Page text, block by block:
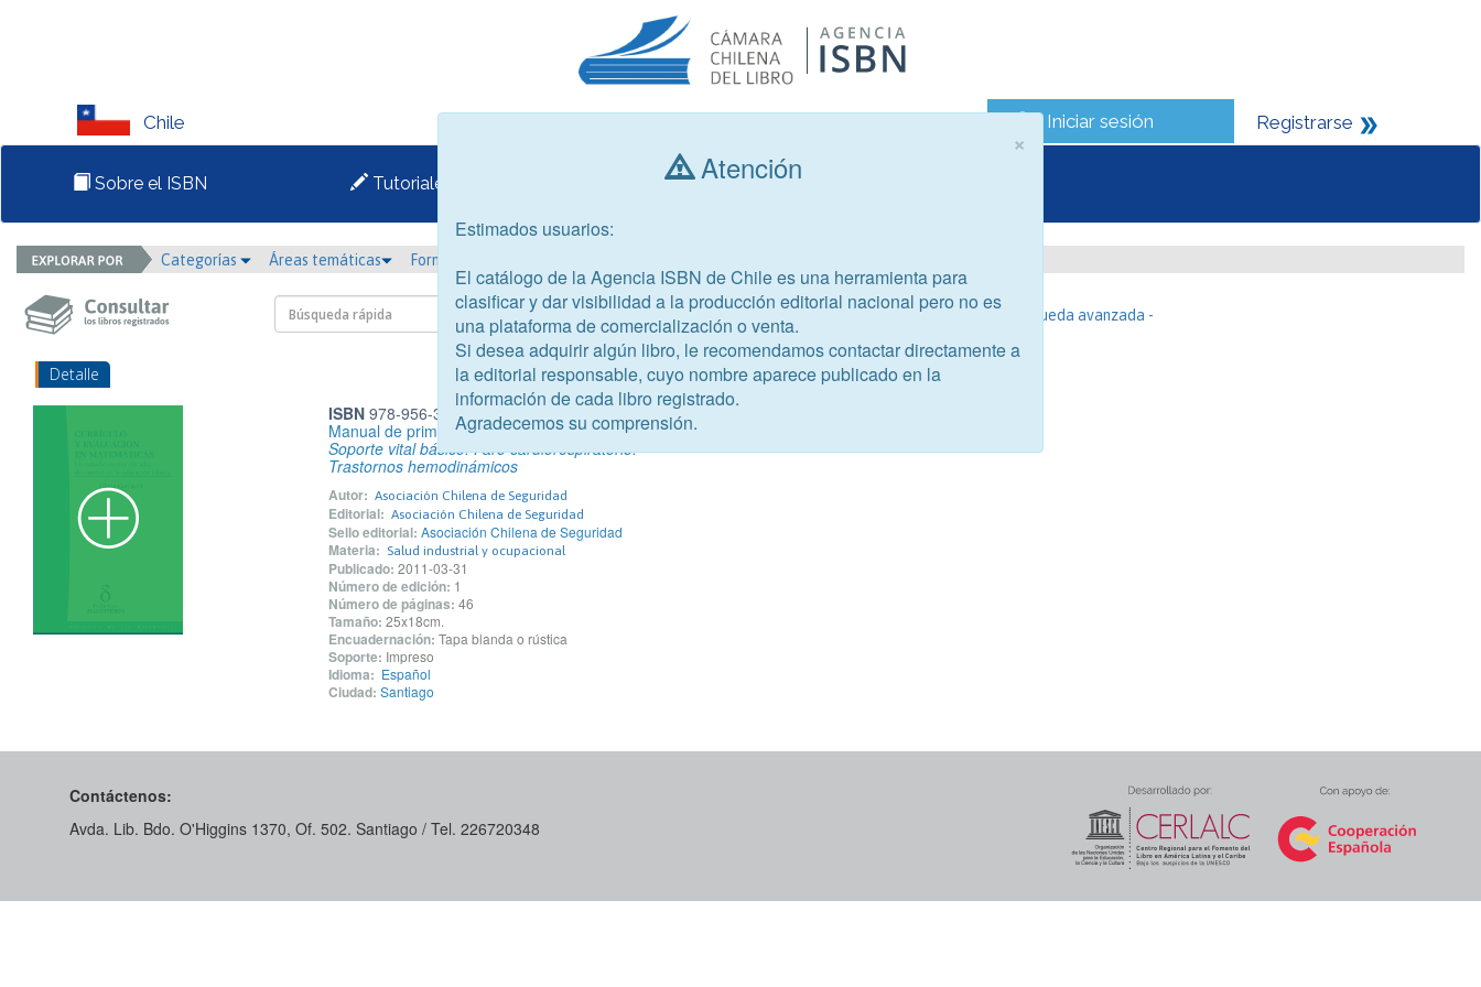
Chile Iniciar sesión Registrarse
Sobre el ISBN Tutoriales Consultar libros
Categorías Áreas temáticas Formato
- Búsqueda avanzada -
Detalle
ISBN978-956-315-041-4
Manual de primeros auxilios
Soporte vital básico. Paro cardiorespiratorio.
Trastornos hemodinámicos
Autor: Asociación Chilena de Seguridad
Editorial: Asociación Chilena de Seguridad
Sello editorial: Asociación Chilena de Seguridad
Materia: Salud industrial y ocupacional
Publicado: 2011-03-31
Número de edición: 1
Número de páginas: 46
Tamaño: 25x18cm.
Encuadernación: Tapa blanda o rústica
Soporte: Impreso
Idioma: Español
Ciudad: Santiago
Contáctenos:
Avda. Lib. Bdo. O'Higgins 1370, Of. 502. Santiago / Tel. 226720348
×
Atención
Estimados usuarios:
El catálogo de la Agencia ISBN de Chile es una herramienta para
clasificar y dar visibilidad a la producción editorial nacional pero no es
una plataforma de comercialización o venta.
Si desea adquirir algún libro, le recomendamos contactar directamente a
la editorial responsable, cuyo nombre aparece publicado en la
información de cada libro registrado.
Agradecemos su comprensión.